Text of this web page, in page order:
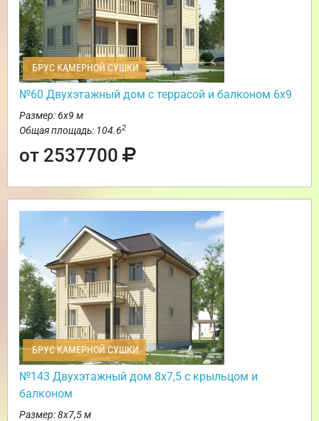
БРУС КАМЕРНОЙ СУШКИ
№60 Двухэтажный дом с террасой и балконом 6х9
Размер: 6х9 м
Общая площадь: 104.62
от 2537700
БРУС КАМЕРНОЙ СУШКИ
№143 Двухэтажный дом 8х7,5 с крыльцом и
балконом
Размер: 8х7,5 м